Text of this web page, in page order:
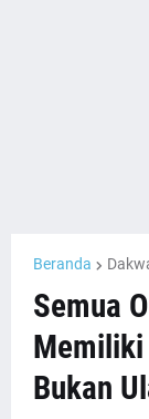
Beranda
Semua
Memiliki
Bukan